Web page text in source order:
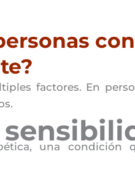
factores. En
una condición